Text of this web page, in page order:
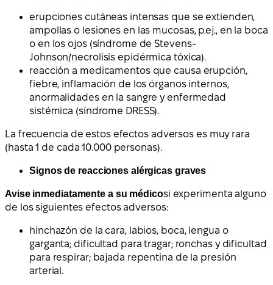
erupciones cutáneas intensas que se extienden,
ampollas o lesiones en las mucosas, p.ej., en la boca
o en los ojos (síndrome de Stevens-
Johnson/necrolisis epidérmica tóxica).
reacción a medicamentos que causa erupción,
fiebre, inflamación de los órganos internos,
anormalidades en la sangre y enfermedad
sistémica (síndrome DRESS).
La frecuencia de estos efectos adversos es muy rara
(hasta 1 de cada 10.000 personas).
Signos de reacciones alérgicas graves
Avise inmediatamente a su médicosi experimenta alguno
de los siguientes efectos adversos:
hinchazón de la cara, labios, boca, lengua o
garganta; dificultad para tragar; ronchas y dificultad
para respirar; bajada repentina de la presión
arterial.